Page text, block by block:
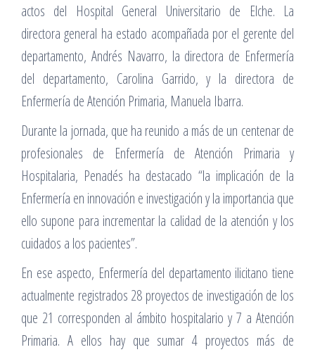
actos del Hospital General Universitario de Elche. La
directora general ha estado acompañada por el gerente del
departamento, Andrés Navarro, la directora de Enfermería
del departamento, Carolina Garrido, y la directora de
Enfermería de Atención Primaria, Manuela Ibarra.
Durante la jornada, que ha reunido a más de un centenar de
profesionales de Enfermería de Atención Primaria y
Hospitalaria, Penadés ha destacado “la implicación de la
Enfermería en innovación e investigación y la importancia que
ello supone para incrementar la calidad de la atención y los
cuidados a los pacientes”.
En ese aspecto, Enfermería del departamento ilicitano tiene
actualmente registrados 28 proyectos de investigación de los
que 21 corresponden al ámbito hospitalario y 7 a Atención
Primaria. A ellos hay que sumar 4 proyectos más de